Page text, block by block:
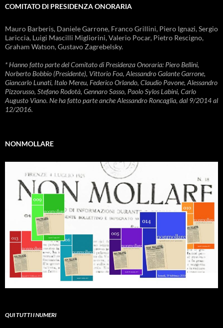
COMITATO DI PRESIDENZA ONORARIA
Mauro Barberis, Daniele Garrone, Franco Grillini, Piero Ignazi, Sergio
Lariccia, Luigi Mascilli Migliorini, Valerio Pocar, Pietro Rescigno,
Graham Watson, Gustavo Zagrebelsky.
* Hanno fatto parte del Comitato di Presidenza Onoraria: Piero Bellini,
Norberto Bobbio (Presidente), Vittorio Foa, Alessandro Galante Garrone,
Giancarlo Lunati, Italo Mereu, Federico Orlando, Claudio Pavone, Alessandro
Pizzorusso, Stefano Rodotà, Gennaro Sasso, Paolo Sylos Labini, Carlo
Augusto Viano. Ne ha fatto parte anche Alessandro Roncaglia, dal 9/2014 al
12/2016.
NONMOLLARE
QUI TUTTI I NUMERI